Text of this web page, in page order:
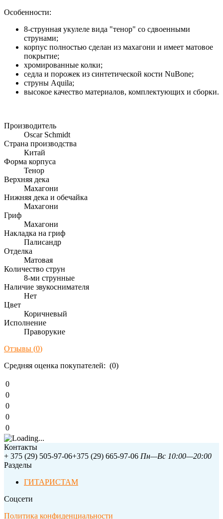
Особенности:
8-струнная укулеле вида "тенор" со сдвоенными
струнами;
корпус полностью сделан из махагони и имеет матовое
покрытие;
хромированные колки;
седла и порожек из синтетической кости NuBone;
струны Aquila;
высокое качество материалов, комплектующих и сборки.
Производитель
Oscar Schmidt
Страна производства
Китай
Форма корпуса
Тенор
Верхняя дека
Махагони
Нижняя дека и обечайка
Махагони
Гриф
Махагони
Накладка на гриф
Палисандр
Отделка
Матовая
Количество струн
8-ми струнные
Наличие звукоснимателя
Нет
Цвет
Коричневый
Исполнение
Праворукие
Отзывы (0)
Средняя оценка покупателей: (0)
0
0
0
0
0
Контакты
+ 375 (29) 505-97-06+375 (29) 665-97-06 Пн—Вс 10:00—20:00
Разделы
ГИТАРИСТАМ
Соцсети
Политика конфиденциальности